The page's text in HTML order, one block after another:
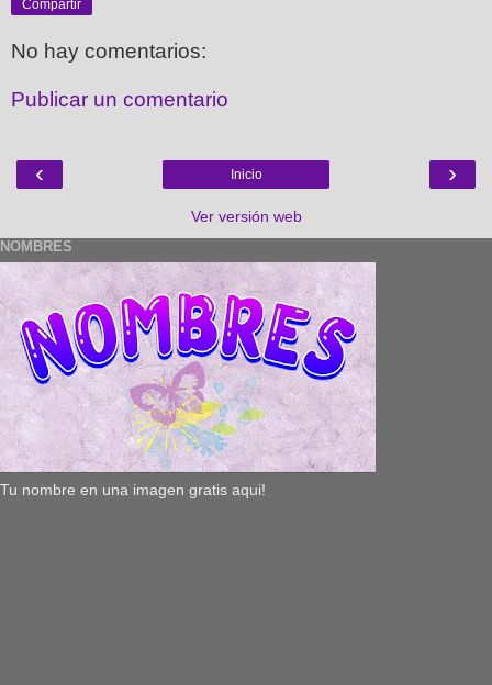
Compartir
No hay comentarios:
Publicar un comentario
‹ ›
Inicio
Ver versión web
NOMBRES
Tu nombre en una imagen gratis aqui!